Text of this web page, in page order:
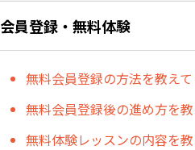
会員登録・無料体験
無料会員登録の方法を教え
無料会員登録後の進め方を
無料体験レッスンの内容を